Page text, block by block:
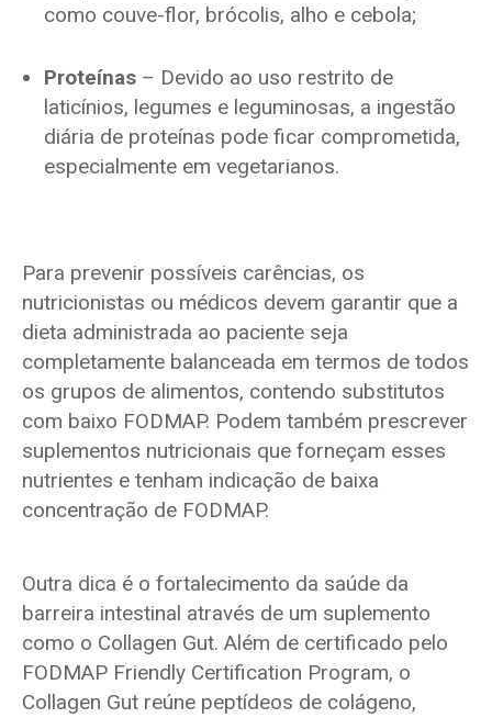
como couve-flor, brócolis, alho e cebola;
Proteínas – Devido ao uso restrito de
laticínios, legumes e leguminosas, a ingestão
diária de proteínas pode ficar comprometida,
especialmente em vegetarianos.
Para prevenir possíveis carências, os
nutricionistas ou médicos devem garantir que a
dieta administrada ao paciente seja
completamente balanceada em termos de todos
os grupos de alimentos, contendo substitutos
com baixo FODMAP. Podem também prescrever
suplementos nutricionais que forneçam esses
nutrientes e tenham indicação de baixa
concentração de FODMAP.
Outra dica é o fortalecimento da saúde da
barreira intestinal através de um suplemento
como o Collagen Gut. Além de certificado pelo
FODMAP Friendly Certification Program, o
Collagen Gut reúne peptídeos de colágeno,